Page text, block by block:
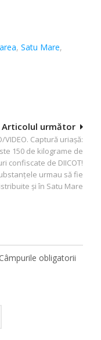
,Satu Mare,
Articolul următor
VIDEO. Captură uriașă:
150 de kilograme de
confiscate de DIICOT!
urmau să fie
și în Satu Mare
Câmpurile obligatorii